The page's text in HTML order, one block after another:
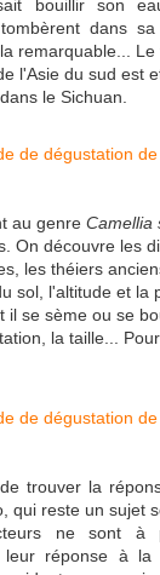
bouillir son
dans
remarquable... Le
l'Asie du sud est
le Sichuan.
au genre Camellia
On découvre les
les théiers
sol, l'altitude et la
il se sème ou se
la taille...
trouver la
qui reste un sujet
ne sont à
leur réponse à la